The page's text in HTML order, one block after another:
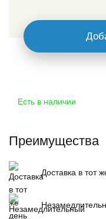
Есть в наличии
Преимущества
Доставка в тот